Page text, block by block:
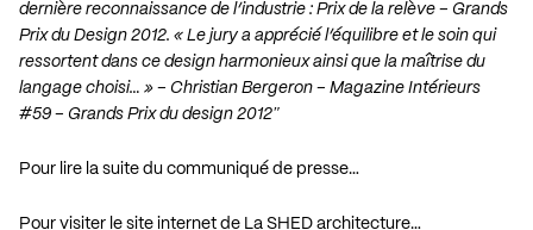
dernière reconnaissance de l’industrie : Prix de la relève – Grands
Prix du Design 2012. « Le jury a apprécié l’équilibre et le soin qui
ressortent dans ce design harmonieux ainsi que la maîtrise du
langage choisi… » – Christian Bergeron – Magazine Intérieurs
#59 – Grands Prix du design 2012″
Pour lire la suite du communiqué de presse…
Pour visiter le site internet de La SHED architecture…